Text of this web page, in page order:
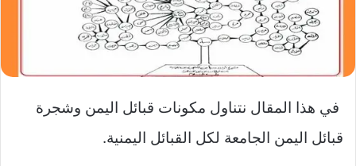
في هذا المقال نتناول مكونات قبائل اليمن وشجرة
قبائل اليمن الجامعة لكل القبائل اليمنية.